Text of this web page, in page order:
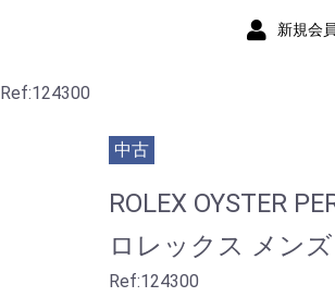
新規会
Ref:124300
中古
ROLEX OYSTER
ロレックス メン
Ref:124300